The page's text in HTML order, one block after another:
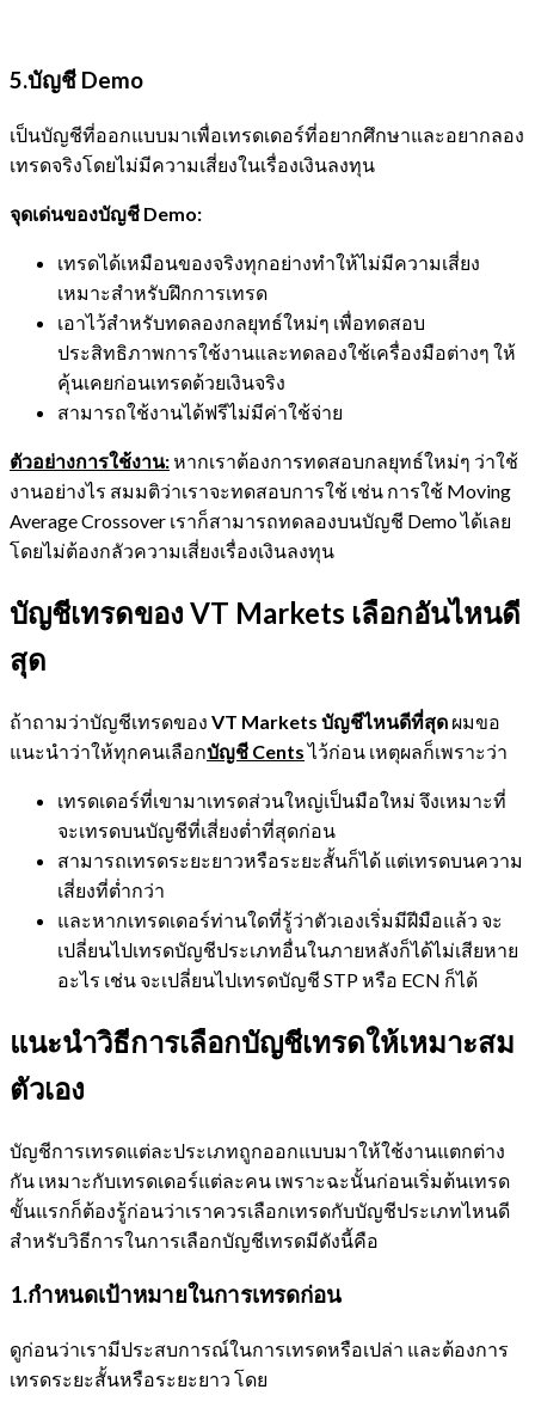
5.บัญชี Demo
เป็นบัญชีที่ออกแบบมาเพื่อเทรดเดอร์ที่อยากศึกษาและอยากลอง
เทรดจริงโดยไม่มีความเสี่ยงในเรื่องเงินลงทุน
จุดเด่นของบัญชี Demo:
เทรดได้เหมือนของจริงทุกอย่างทำให้ไม่มีความเสี่ยง
เหมาะสำหรับฝึกการเทรด
เอาไว้สำหรับทดลองกลยุทธ์ใหม่ๆ เพื่อทดสอบ
ประสิทธิภาพการใช้งานและทดลองใช้เครื่องมือต่างๆ ให้
คุ้นเคยก่อนเทรดด้วยเงินจริง
สามารถใช้งานได้ฟรีไม่มีค่าใช้จ่าย
ตัวอย่างการใช้งาน:หากเราต้องการทดสอบกลยุทธ์ใหม่ๆ ว่าใช้
งานอย่างไร สมมติว่าเราจะทดสอบการใช้ เช่น การใช้ Moving
Average Crossover เราก็สามารถทดลองบนบัญชี Demo ได้เลย
โดยไม่ต้องกลัวความเสี่ยงเรื่องเงินลงทุน
บัญชีเทรดของ VT Markets เลือกอันไหนดี
สุด
ถ้าถามว่าบัญชีเทรดของ VT Markets บัญชีไหนดีที่สุด ผมขอ
แนะนำว่าให้ทุกคนเลือกบัญชี Centsไว้ก่อน เหตุผลก็เพราะว่า
เทรดเดอร์ที่เขามาเทรดส่วนใหญ่เป็นมือใหม่ จึงเหมาะที่
จะเทรดบนบัญชีที่เสี่ยงต่ำที่สุดก่อน
สามารถเทรดระยะยาวหรือระยะสั้นก็ได้ แต่เทรดบนความ
เสี่ยงที่ต่ำกว่า
และหากเทรดเดอร์ท่านใดที่รู้ว่าตัวเองเริ่มมีฝีมือแล้ว จะ
เปลี่ยนไปเทรดบัญชีประเภทอื่นในภายหลังก็ได้ไม่เสียหาย
อะไร เช่น จะเปลี่ยนไปเทรดบัญชี STP หรือ ECN ก็ได้
แนะนำวิธีการเลือกบัญชีเทรดให้เหมาะสม
ตัวเอง
บัญชีการเทรดแต่ละประเภทถูกออกแบบมาให้ใช้งานแตกต่าง
กัน เหมาะกับเทรดเดอร์แต่ละคน เพราะฉะนั้นก่อนเริ่มต้นเทรด
ขั้นแรกก็ต้องรู้ก่อนว่าเราควรเลือกเทรดกับบัญชีประเภทไหนดี
สำหรับวิธีการในการเลือกบัญชีเทรดมีดังนี้คือ
1.กำหนดเป้าหมายในการเทรดก่อน
ดูก่อนว่าเรามีประสบการณ์ในการเทรดหรือเปล่า และต้องการ
เทรดระยะสั้นหรือระยะยาว โดย